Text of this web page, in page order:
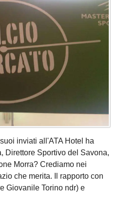
inviati all'ATA Hotel ha
Direttore Sportivo del Savona,
Morra? Crediamo nei
che merita. Il rapporto con
Giovanile Torino ndr) e